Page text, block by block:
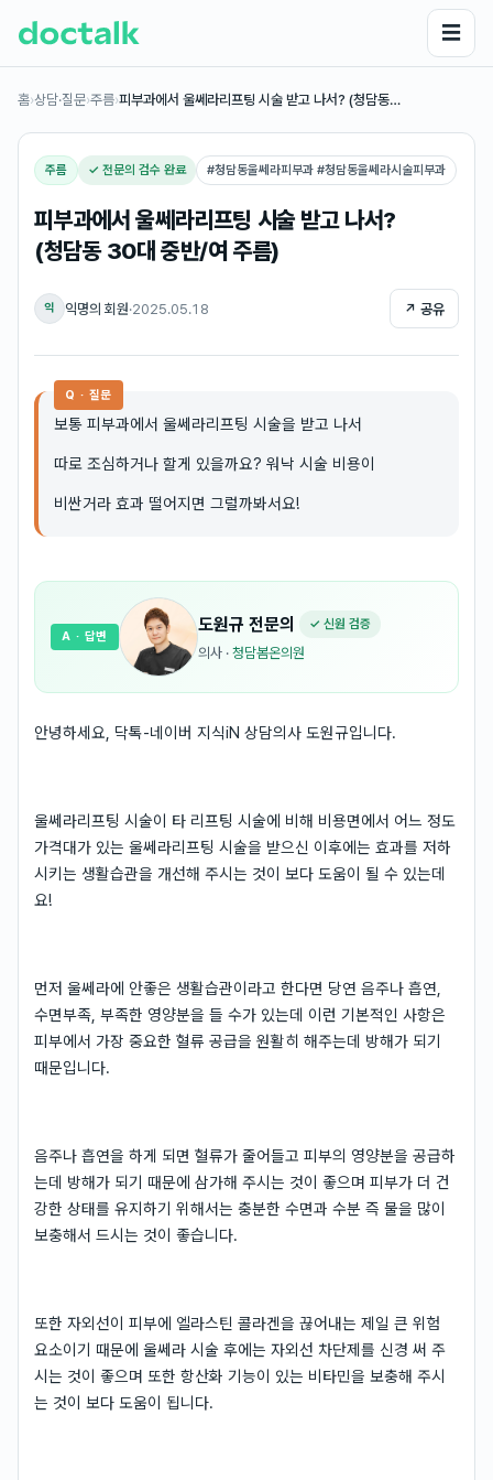
☰
홈›상담·질문›주름›피부과에서 울쎄라리프팅 시술 받고 나서? (청담동…
주름 ✓ 전문의 검수 완료 #청담동울쎄라피부과 #청담동울쎄라시술피부과
피부과에서 울쎄라리프팅 시술 받고 나서?
(청담동 30대 중반/여 주름)
익 익명의 회원·2025.05.18 ↗ 공유
Q · 질문
보통 피부과에서 울쎄라리프팅 시술을 받고 나서
따로 조심하거나 할게 있을까요? 워낙 시술 비용이
비싼거라 효과 떨어지면 그럴까봐서요!
도원규 전문의 ✓ 신원 검증
의사 · 청담봄온의원
A · 답변
안녕하세요, 닥톡-네이버 지식iN 상담의사 도원규입니다.
울쎄라리프팅 시술이 타 리프팅 시술에 비해 비용면에서 어느 정도
가격대가 있는 울쎄라리프팅 시술을 받으신 이후에는 효과를 저하
시키는 생활습관을 개선해 주시는 것이 보다 도움이 될 수 있는데
요!
먼저 울쎄라에 안좋은 생활습관이라고 한다면 당연 음주나 흡연,
수면부족, 부족한 영양분을 들 수가 있는데 이런 기본적인 사항은
피부에서 가장 중요한 혈류 공급을 원활히 해주는데 방해가 되기
때문입니다.
음주나 흡연을 하게 되면 혈류가 줄어들고 피부의 영양분을 공급하
는데 방해가 되기 때문에 삼가해 주시는 것이 좋으며 피부가 더 건
강한 상태를 유지하기 위해서는 충분한 수면과 수분 즉 물을 많이
보충해서 드시는 것이 좋습니다.
또한 자외선이 피부에 엘라스틴 콜라겐을 끊어내는 제일 큰 위험
요소이기 때문에 울쎄라 시술 후에는 자외선 차단제를 신경 써 주
시는 것이 좋으며 또한 항산화 기능이 있는 비타민을 보충해 주시
는 것이 보다 도움이 됩니다.